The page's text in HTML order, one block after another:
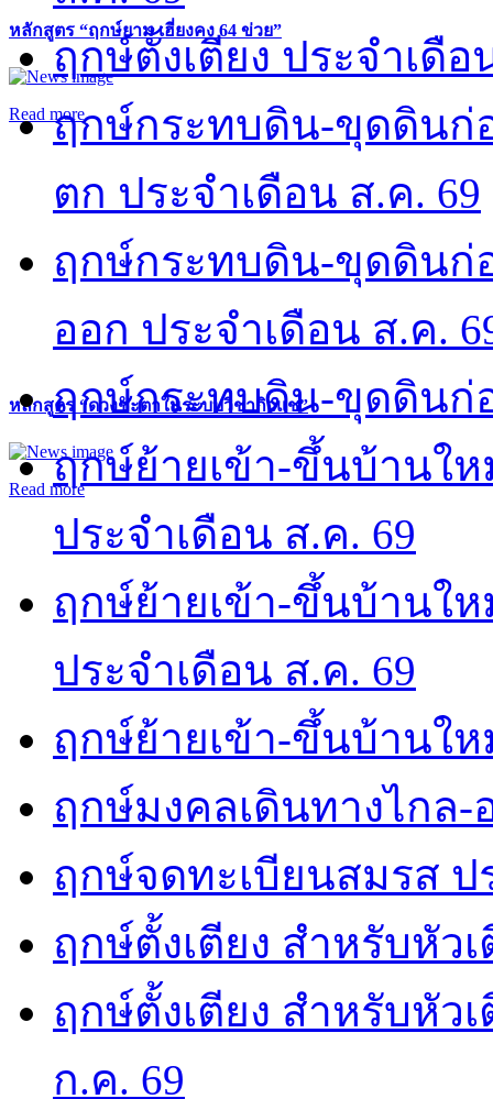
หลักสูตร “ฤกษ์ยาม เฮี่ยงคง 64 ข่วย”
Read more
หลักสูตร “ดวงชะตาในระบบวิชากิวแช”
Read more
ฤกษ์ตั้งเตียง ประจำเดือ
ฤกษ์กระทบดิน-ขุดดินก่
ตก ประจำเดือน ส.ค. 69
ฤกษ์กระทบดิน-ขุดดินก่
ออก ประจำเดือน ส.ค.
ฤกษ์กระทบดิน-ขุดดินก่
ฤกษ์ย้ายเข้า-ขึ้นบ้านใ
ประจำเดือน ส.ค. 69
ฤกษ์ย้ายเข้า-ขึ้นบ้านใ
ประจำเดือน ส.ค. 69
ฤกษ์ย้ายเข้า-ขึ้นบ้านให
ฤกษ์มงคลเดินทางไกล-
ฤกษ์จดทะเบียนสมรส ป
ฤกษ์ตั้งเตียง สำหรับหัว
ฤกษ์ตั้งเตียง สำหรับหัว
ก.ค. 69